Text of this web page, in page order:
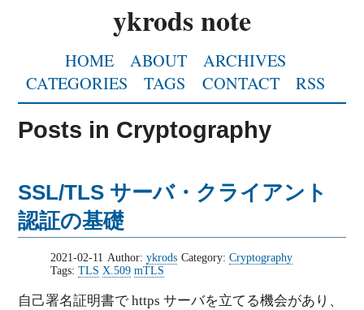
ykrods note
HOME ABOUT
ARCHIVES
CATEGORIES
TAGS CONTACT RSS
Posts in Cryptography
SSL/TLS サーバ・クライアント
認証の基礎
2021-02-11 Author:ykrods Category:Cryptography
Tags:TLS X.509 mTLS
自己署名証明書で https サーバを立てる機会があり、